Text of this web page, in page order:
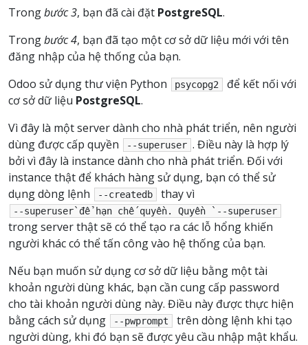
Trongbước 3, bạn đã cài đặt PostgreSQL.
Trongbước 4, bạn đã tạo một cơ sở dữ liệu mới với tên
đăng nhập của hệ thống của bạn.
Odoo sử dụng thư viện Python
psycopg2
để kết nối với
cơ sở dữ liệu PostgreSQL.
Vì đây là một server dành cho nhà phát triển, nên người
dùng được cấp quyền
--superuser . Điều này là hợp lý
bởi vì đây là instance dành cho nhà phát triển. Đối với
instance thật để khách hàng sử dụng, bạn có thể sử
dụng dòng lệnh
--createdb thay vì
--superuser`để hạn chế quyền. Quyền `--superuser
trong server thật sẽ có thể tạo ra các lỗ hổng khiến
người khác có thể tấn công vào hệ thống của bạn.
Nếu bạn muốn sử dụng cơ sở dữ liệu bằng một tài
khoản người dùng khác, bạn cần cung cấp password
cho tài khoản người dùng này. Điều này được thực hiện
bằng cách sử dụng
--pwprompt
trên dòng lệnh khi tạo
người dùng, khi đó bạn sẽ được yêu cầu nhập mật khẩu.